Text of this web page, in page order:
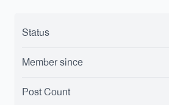
Status
Member since
Post Count